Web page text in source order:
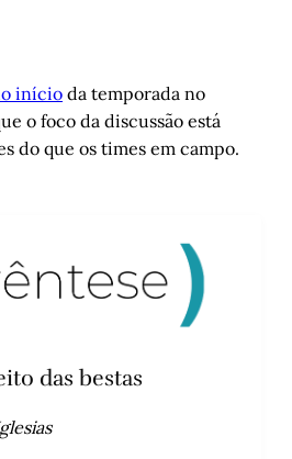
início da temporada no
o foco da discussão está
do que os times em campo.
das bestas